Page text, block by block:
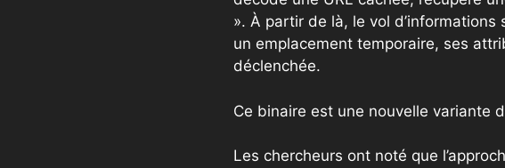
». À partir de là, le vol
un emplacement temporaire, ses
déclenchée.
Ce binaire est une nouvelle variante
Les chercheurs ont noté que